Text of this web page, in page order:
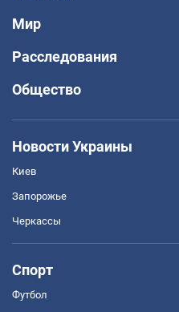
Мир
Расследования
Общество
Новости Украины
Киев
Запорожье
Черкассы
Спорт
Футбол